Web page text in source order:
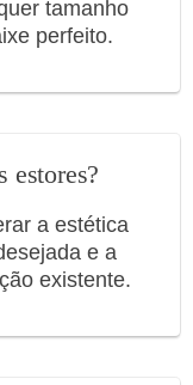
tamanho
perfeito.
estores?
a estética
e a
existente.